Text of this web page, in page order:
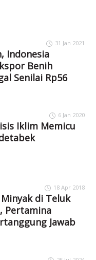
31 Jan 2021
Indonesia
Benih
Senilai Rp56
6 Jan 2020
Iklim Memicu
18 Apr 2018
di Teluk
Pertamina
Jawab